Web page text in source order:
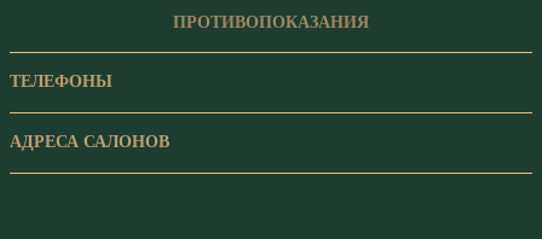
ПРОТИВОПОКАЗАНИЯ
ТЕЛЕФОНЫ
АДРЕСА САЛОНОВ